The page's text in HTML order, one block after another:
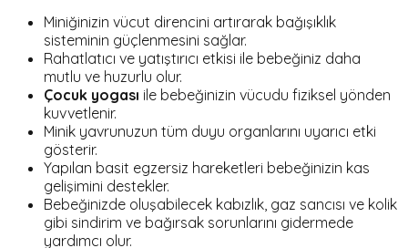
Miniğinizin vücut direncini artırarak bağışıklık
sisteminin güçlenmesini sağlar.
Rahatlatıcı ve yatıştırıcı etkisi ile bebeğiniz daha
mutlu ve huzurlu olur.
Çocuk yogası ile bebeğinizin vücudu fiziksel yönden
kuvvetlenir.
Minik yavrunuzun tüm duyu organlarını uyarıcı etki
gösterir.
Yapılan basit egzersiz hareketleri bebeğinizin kas
gelişimini destekler.
Bebeğinizde oluşabilecek kabızlık, gaz sancısı ve kolik
gibi sindirim ve bağırsak sorunlarını gidermede
yardımcı olur.